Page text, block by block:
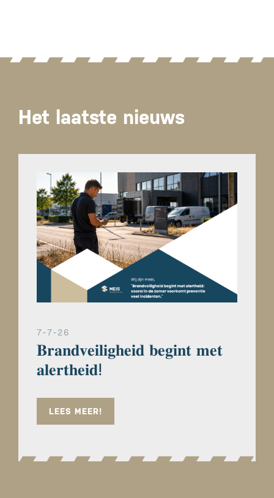
Het laatste nieuws
7-7-26
𝐁𝐫𝐚𝐧𝐝𝐯𝐞𝐢𝐥𝐢𝐠𝐡𝐞𝐢𝐝 𝐛𝐞𝐠𝐢𝐧𝐭 𝐦𝐞𝐭
𝐚𝐥𝐞𝐫𝐭𝐡𝐞𝐢𝐝ⵑ
LEES MEER!